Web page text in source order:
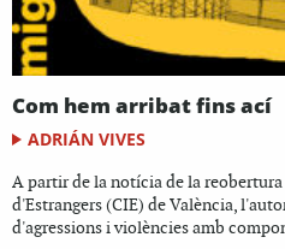
Com hem arribat fins ací
ADRIÁN VIVES
A partir de la notícia de la
d'Estrangers (CIE) de València,
d'agressions i violències amb